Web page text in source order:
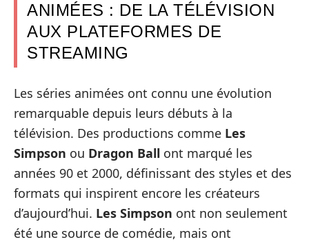
ANIMÉES : DE LA TÉLÉVISION
AUX PLATEFORMES DE
STREAMING
Les séries animées ont connu une évolution
remarquable depuis leurs débuts à la
télévision. Des productions comme Les
Simpson ou Dragon Ball ont marqué les
années 90 et 2000, définissant des styles et des
formats qui inspirent encore les créateurs
d’aujourd’hui. Les Simpson ont non seulement
été une source de comédie, mais ont